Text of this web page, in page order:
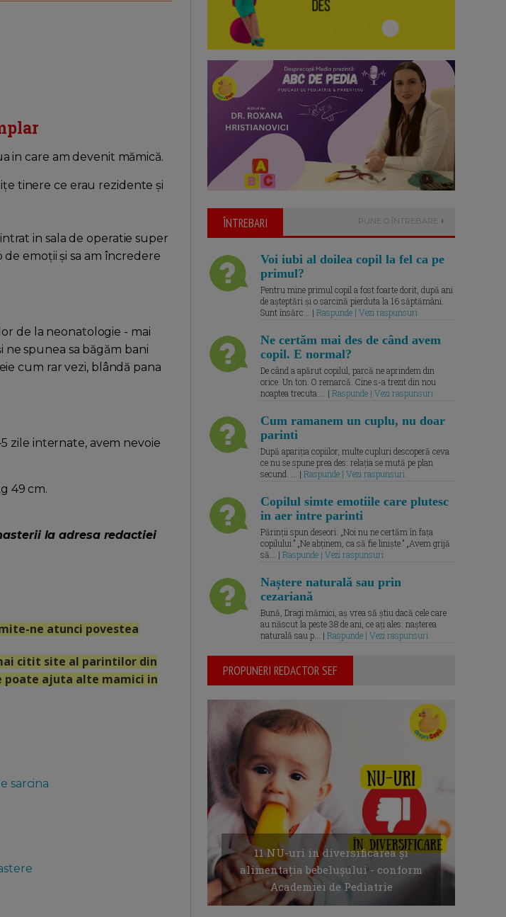
in care am devenit mămică.
tinere ce erau rezidente și
in sala de operatie super
emoții și sa am încredere
de la neonatologie - mai
spunea sa băgăm bani
cum rar vezi, blândă pana
zile internate, avem nevoie
49 cm.
la adresa redactiei
ne atunci povestea
citit site al parintilor din
poate ajuta alte mamici in
sarcina
ÎNTREBARI PUNE O ÎNTREBARE
Voi iubi al doilea copil la fel ca pe
primul?
Pentru mine primul copil a fost foarte dorit, după ani
de așteptări și o sarcină pierduta la 16 săptămâni.
Sunt însărc... | Raspunde | Vezi raspunsuri
Ne certăm mai des de când avem
copil. E normal?
De când a apărut copilul, parcă ne aprindem din
orice. Un ton. O remarcă. Cine s-a trezit din nou
noaptea trecuta.... | Raspunde | Vezi raspunsuri
Cum ramanem un cuplu, nu doar
parinti
După apariția copiilor, multe cupluri descoperă ceva
ce nu se spune prea des: relația se mută pe plan
secund. ... | Raspunde | Vezi raspunsuri
Copilul simte emotiile care plutesc
in aer intre parinti
Părinții spun deseori: „Noi nu ne certăm în fața
copilului.” „Ne abținem, ca să fie liniște.” „Avem grijă
să... | Raspunde | Vezi raspunsuri
Naștere naturală sau prin
cezariană
Bună, Dragi mămici, aș vrea să știu dacă cele care
au născut la peste 38 de ani, ce ați ales: nașterea
naturală sau p... | Raspunde | Vezi raspunsuri
PROPUNERI REDACTOR SEF
11 NU-uri in diversificarea și
alimentația bebelușului - conform
Academiei de Pediatrie